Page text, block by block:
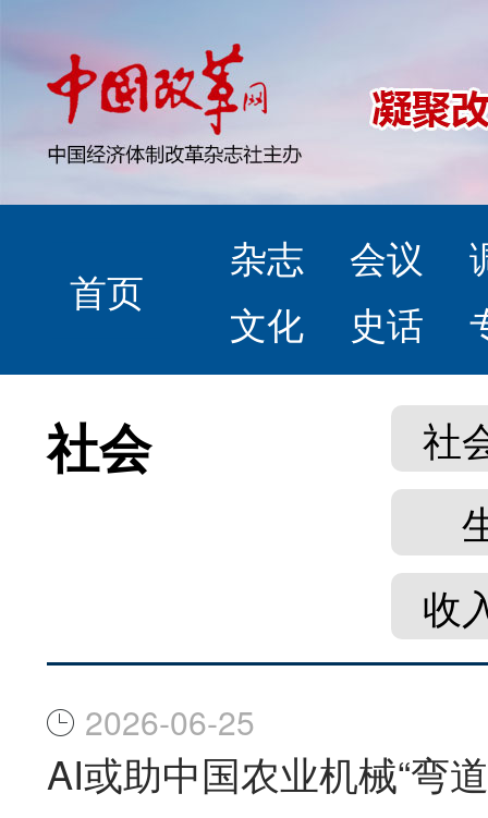
首页
杂志 会议
文化
史话
社会
社
收
2026-06-25
AI或助中国农业机械“弯